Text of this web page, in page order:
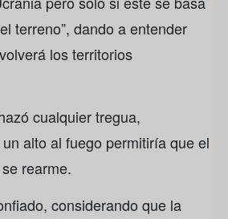
terreno”, dando a entender
los territorios
cualquier tregua,
alto al fuego permitiría que el
rearme.
considerando que la